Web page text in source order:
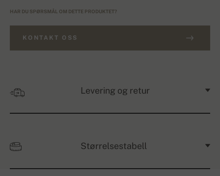
HAR DU SPØRSMÅL OM DETTE PRODUKTET?
KONTAKT OSS
Levering og retur
Størrelsestabell